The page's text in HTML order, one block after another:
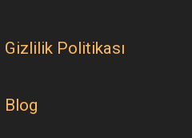
Gizlilik Politikası
Blog